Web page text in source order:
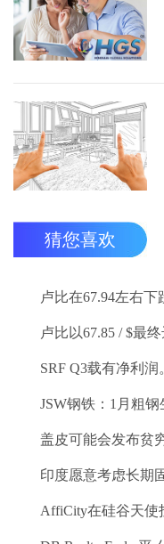
猜您喜欢